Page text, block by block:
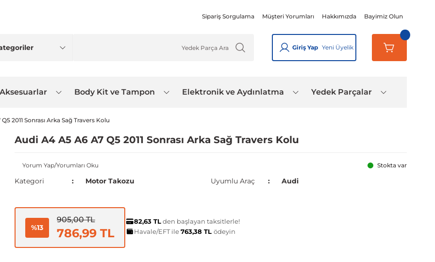
Sipariş Sorgulama Müşteri Yorumları Hakkımızda Bayimiz Olun
Giriş Yap Yeni Üyelik
Aksesuarlar Body Kit ve Tampon Elektronik ve Aydınlatma Yedek Parçalar
2011 Sonrası Arka Sağ Travers Kolu
Audi A4 A5 A6 A7 Q5 2011 Sonrası Arka Sağ Travers Kolu
Yorum Yap/Yorumları Oku Stokta var
Kategori Motor Takozu Uyumlu Araç Audi
%13
905,00 TL
786,99 TL
82,63 TLden başlayan taksitlerle!
Havale/EFT ile763,38 TL ödeyin